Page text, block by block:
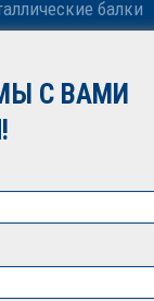
балки
различного
С ВАМИ